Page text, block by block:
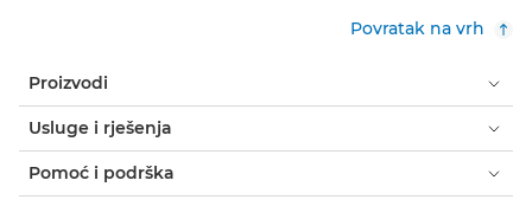
Povratak na vrh
Proizvodi
Usluge i rješenja
Pomoć i podrška